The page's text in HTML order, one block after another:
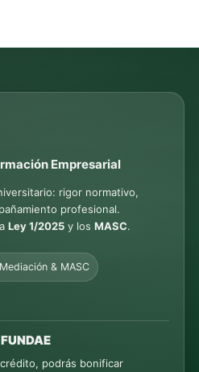
Empresarial
rigor normativo,
profesional.
Ley 1/2025 y los MASC.
Mediación & MASC
podrás bonificar